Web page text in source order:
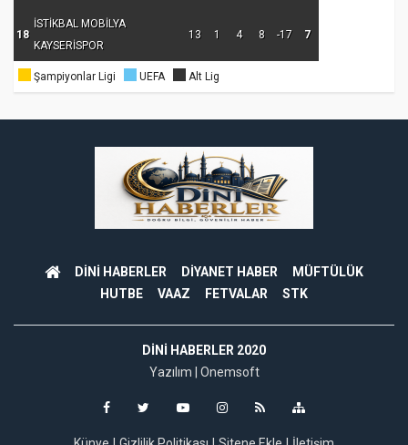
18
İSTİKBAL MOBİLYA
KAYSERİSPOR
13 1 4 8 -17 7
Şampiyonlar Ligi UEFA Alt Lig
DİNİ HABERLER DİYANET HABER
MÜFTÜLÜK
HUTBE
VAAZ FETVALAR STK
DINI HABERLER 2020
Yazılım | Onemsoft